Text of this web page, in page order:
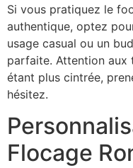
Si vous pratiquez le
authentique, optez
usage casual ou un
parfaite. Attention aux
étant plus cintrée,
hésitez.
Flocage